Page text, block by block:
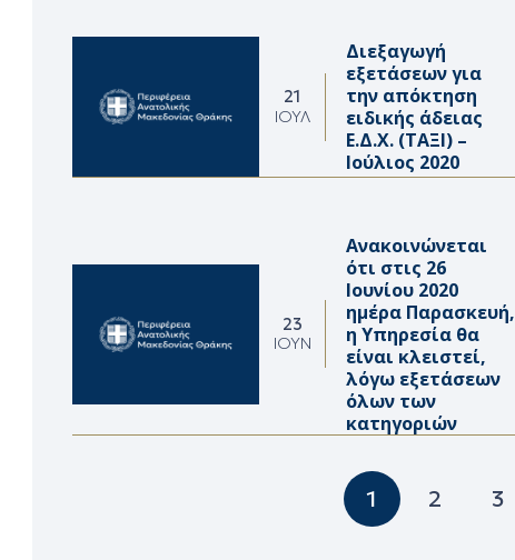
21
ΙΟΎΛ
Διεξαγωγή
εξετάσεων για
την απόκτηση
ειδικής άδειας
Ε.Δ.Χ. (ΤΑΞΙ) –
Ιούλιος 2020
23
ΙΟΎΝ
Ανακοινώνεται
ότι στις 26
Ιουνίου 2020
ημέρα Παρασκευή,
η Υπηρεσία θα
είναι κλειστεί,
λόγω εξετάσεων
όλων των
κατηγοριών
1 2 3